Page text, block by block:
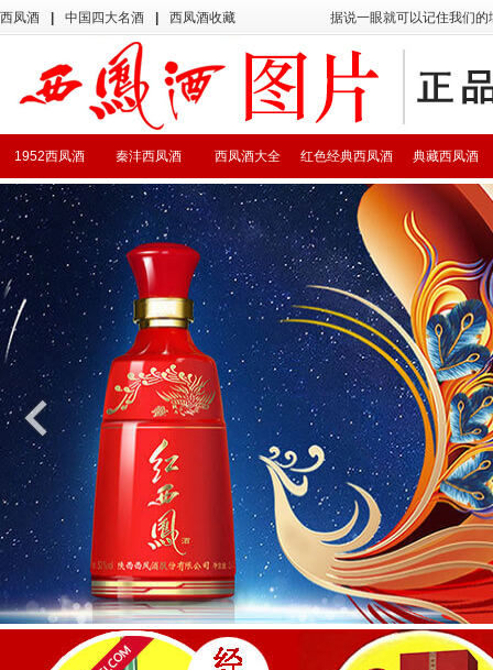
西凤酒 中国四大名酒 西凤酒收藏 据说一眼就可以记住我们
典藏西凤酒
红色经典西凤酒
西凤酒大全
秦沣西凤酒
1952西凤酒